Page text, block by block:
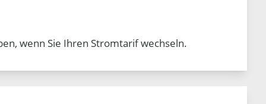
wenn Sie Ihren Stromtarif wechseln.